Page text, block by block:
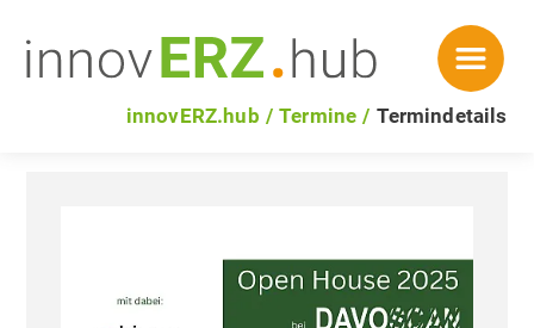
innovERZ.hub Termine Termindetails